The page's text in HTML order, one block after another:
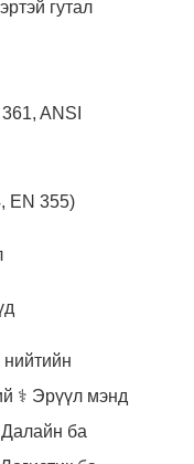
гутал
ANSI
EN 355)
⚕ Эрүүл мэнд
Далайн ба